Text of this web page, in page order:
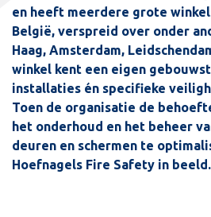
en heeft meerdere grote
België, verspreid over onder
Haag, Amsterdam,
winkel kent een eigen
installaties én specifieke
Toen de organisatie de
het onderhoud en het beheer
deuren en schermen te
Hoefnagels Fire Safety in beeld.